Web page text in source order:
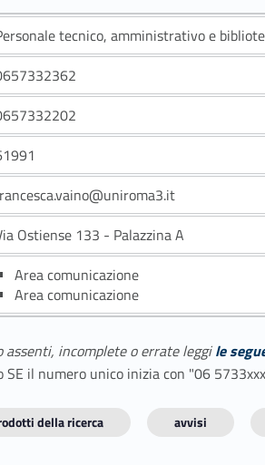
tecnico, amministrativo e
Ostiense 133 - Palazzina A
Area comunicazione
Area comunicazione
incomplete o errate leggile
il numero unico inizia con "06
della ricerca avvisi